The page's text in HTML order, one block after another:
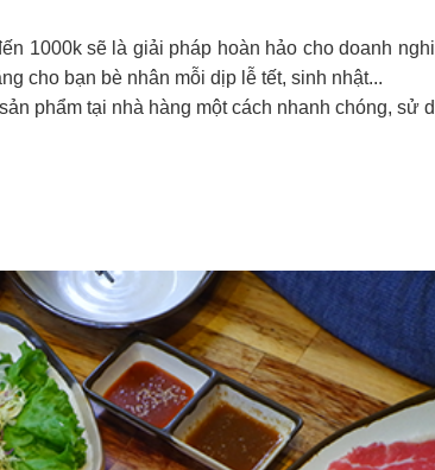
1000k sẽ là giải pháp hoàn hảo cho doanh
cho bạn bè nhân mỗi dịp lễ tết, sinh nhật...
phẩm tại nhà hàng một cách nhanh chóng, sử